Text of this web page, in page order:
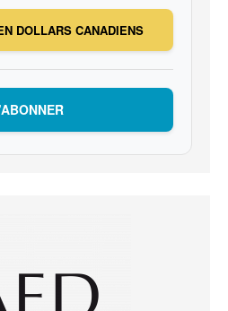
DOLLARS CANADIENS